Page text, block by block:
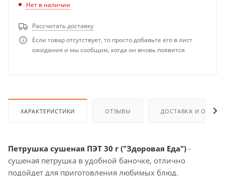
Нет в наличии
Рассчитать доставку
Если товар отсутствует, то просто добавьте его в лист
ожидания и мы сообщим, когда он вновь появится
ХАРАКТЕРИСТИКИ ОТЗЫВЫ ДОСТАВКА И
Петрушка сушеная ПЭТ 30 г ("Здоровая Еда") -
сушеная петрушка в удобной баночке, отлично
подойдет для приготовления любимых блюд.